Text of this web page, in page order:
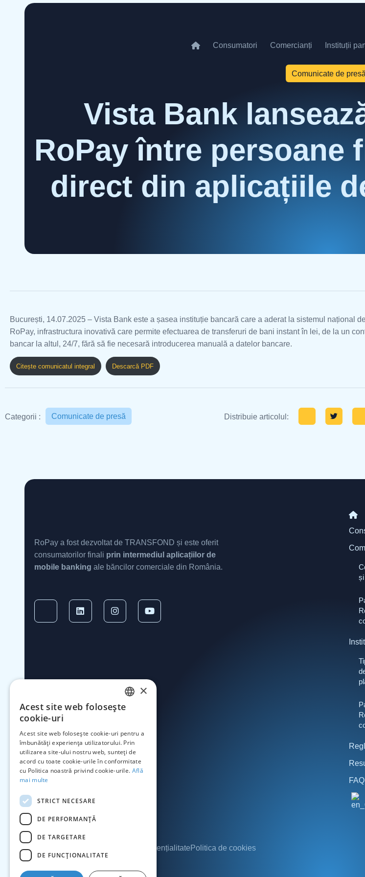
Consumatori Comercianți Instituții
Comunicate de presă
Vista Bank
RoPay între persoane
direct din aplicațiile
București, 14.07.2025 – Vista Bank este a șasea instituție bancară care a aderat la sistemul național
RoPay, infrastructura inovativă care permite efectuarea de transferuri de bani instant în lei, de la un
bancar la altul, 24/7, fără să fie necesară introducerea manuală a datelor bancare.
Citește comunicatul integral Descarcă PDF
Categorii : Comunicate de presă Distribuie articolul:
RoPay a fost dezvoltat de TRANSFOND și este oferit
consumatorilor finali prin intermediul aplicațiilor de
mobile banking ale băncilor comerciale din România.
FAQ
Politica de confidențialitate Politica de cookies
ROMANIAN
×
Acest site web folosește
cookie-uri
Acest site web folosește cookie-uri pentru a
îmbunătăți experiența utilizatorului. Prin
utilizarea site-ului nostru web, sunteți de
acord cu toate cookie-urile în conformitate
cu Politica noastră privind cookie-urile. Află
mai multe
STRICT NECESARE
DE PERFORMANȚĂ
DE TARGETARE
DE FUNCŢIONALITATE